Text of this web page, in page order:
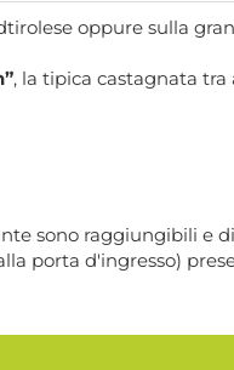
oppure sulla
, la tipica castagnata tra
sono raggiungibili e
porta d'ingresso)